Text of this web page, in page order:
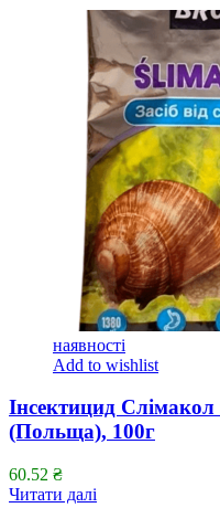
наявності
Add to wishlist
Інсектицид Слімакол
(Польща), 100г
60.52 ₴
Читати далі